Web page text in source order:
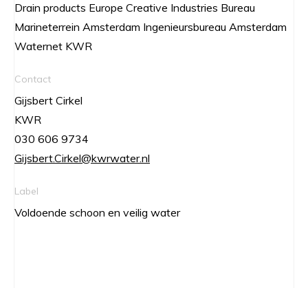
Drain products Europe Creative Industries Bureau
Marineterrein Amsterdam Ingenieursbureau Amsterdam
Waternet KWR
Contact
Gijsbert Cirkel
KWR
030 606 9734
Gijsbert.Cirkel@kwrwater.nl
Label
Voldoende schoon en veilig water